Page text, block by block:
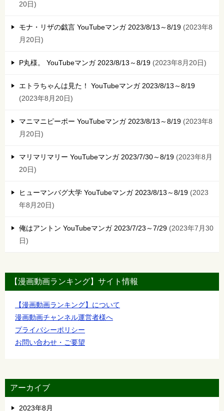
20日
モナ・リザの戯言 YouTubeマンガ 2023/8/13～8/19
2023年8
月20日
P丸様。 YouTubeマンガ 2023/8/13～8/19 2023年8月20日
エトラちゃんは見た！ YouTubeマンガ 2023/8/13～8/19
2023年8月20日
マニマニピーポー YouTubeマンガ 2023/8/13～8/19
2023年8
月20日
マリマリマリー YouTubeマンガ 2023/7/30～8/19
2023年8月
20日
ヒューマンバグ大学 YouTubeマンガ 2023/8/13～8/19
2023
年8月20日
俺はアントン YouTubeマンガ 2023/7/23～7/29
2023年7月30
日
【漫画動画ランキング】サイト情報
【漫画動画ランキング】について
漫画動画チャンネル運営者様へ
プライバシーポリシー
お問い合わせ・ご要望
アーカイブ
2023年8月